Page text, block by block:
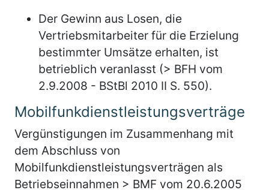
Der Gewinn aus Losen, die
Vertriebsmitarbeiter für die Erzielung
bestimmter Umsätze erhalten, ist
betrieblich veranlasst (> BFH vom
2.9.2008 - BStBl 2010 II S. 550).
Mobilfunkdienstleistungsverträge
Vergünstigungen im Zusammenhang mit
dem Abschluss von
Mobilfunkdienstleistungsverträgen als
Betriebseinnahmen > BMF vom 20.6.2005